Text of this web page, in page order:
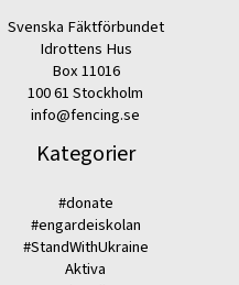
Svenska Fäktförbundet
Idrottens Hus
Box 11016
100 61 Stockholm
info@fencing.se
Kategorier
#donate
#engardeiskolan
#StandWithUkraine
Aktiva